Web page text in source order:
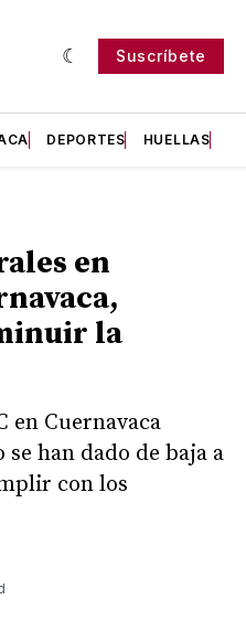
Suscríbete
DEPORTES HUELLAS
en
la
en Cuernavaca
han dado de baja a
con los